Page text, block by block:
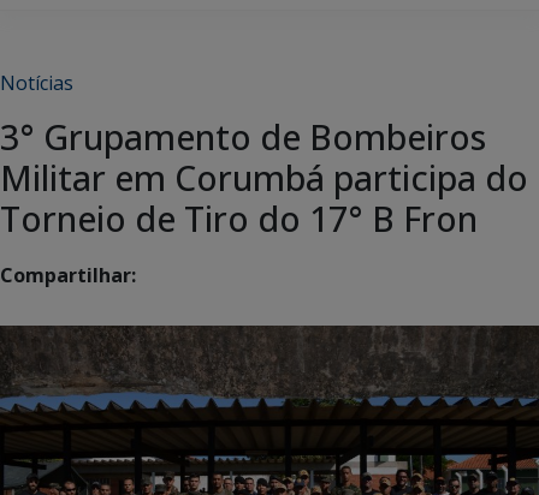
Notícias
3° Grupamento de Bombeiros
Militar em Corumbá participa do
Torneio de Tiro do 17° B Fron
Compartilhar: